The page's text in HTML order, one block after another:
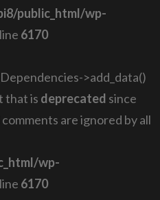
public_html/wp-
6170
>add_data()
that is deprecated since
are ignored by all
wp-
6170